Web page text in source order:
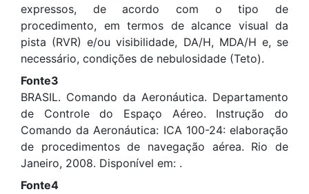
expressos, de acordo com o tipo de
procedimento, em termos de alcance visual da
pista (RVR) e/ou visibilidade, DA/H, MDA/H e, se
necessário, condições de nebulosidade (Teto).
Fonte3
BRASIL. Comando da Aeronáutica. Departamento
de Controle do Espaço Aéreo. Instrução do
Comando da Aeronáutica: ICA 100-24: elaboração
de procedimentos de navegação aérea. Rio de
Janeiro, 2008. Disponível em: .
Fonte4